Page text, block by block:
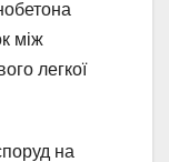
між
легкої
на